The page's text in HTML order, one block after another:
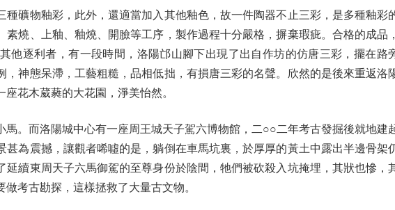
礦物釉彩，此外，還適當加入其他釉色，故一件陶器不止三彩，是多種釉彩
燒、上釉、釉燒、開臉等工序，製作過程十分嚴格，摒棄瑕疵。合格的成品
他逐利者，有一段時間，洛陽邙山腳下出現了出自作坊的仿唐三彩，擺在路
神態呆滯，工藝粗糙，品相低拙，有損唐三彩的名聲。欣然的是後來重返洛
花木葳蕤的大花園，淨美怡然。
而洛陽城中心有一座周王城天子駕六博物館，二○○二年考古發掘後就地建
甚為震撼，讓觀者唏噓的是，躺倒在車馬坑裏，於厚厚的黃土中露出半邊骨架
續東周天子六馬御駕的至尊身份於陰間，牠們被砍殺入坑掩埋，其狀也慘，
考古勘探，這樣拯救了大量古文物。